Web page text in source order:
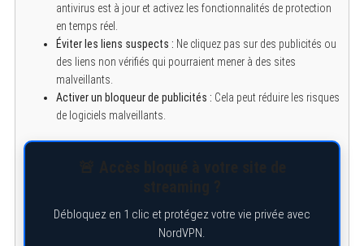
antivirus est à jour et activez les fonctionnalités de protection
en temps réel.
Éviter les liens suspects : Ne cliquez pas sur des publicités ou
des liens non vérifiés qui pourraient mener à des sites
malveillants.
Activer un bloqueur de publicités : Cela peut réduire les risques
de logiciels malveillants.
Débloquez en 1 clic et protégez votre vie privée avec
NordVPN.